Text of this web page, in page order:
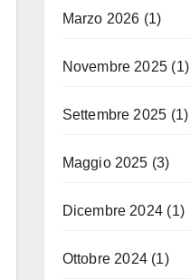
Marzo 2026 (1)
Novembre 2025 (1)
Settembre 2025 (1)
Maggio 2025 (3)
Dicembre 2024 (1)
Ottobre 2024(1)